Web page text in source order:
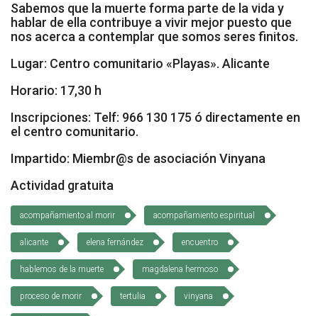
Socios Colaboradores
Nuestra propuesta de formación
Acompañamiento
Noticias
Vídeos
Contacto
Cómo Colaborar
Sabemos que la muerte forma parte de la vida y
hablar de ella contribuye a vivir mejor puesto que
nos acerca a contemplar que somos seres finitos.
Lugar: Centro comunitario «Playas». Alicante
Horario: 17,30 h
Inscripciones: Telf: 966 130 175 ó directamente en
el centro comunitario.
Impartido: Miembr@s de asociación Vinyana
Actividad gratuita
acompañamiento al morir acompañamiento espiritual
alicante elena fernández encuentro
hablemos de la muerte magdalena hermoso
proceso de morir tertulia vinyana